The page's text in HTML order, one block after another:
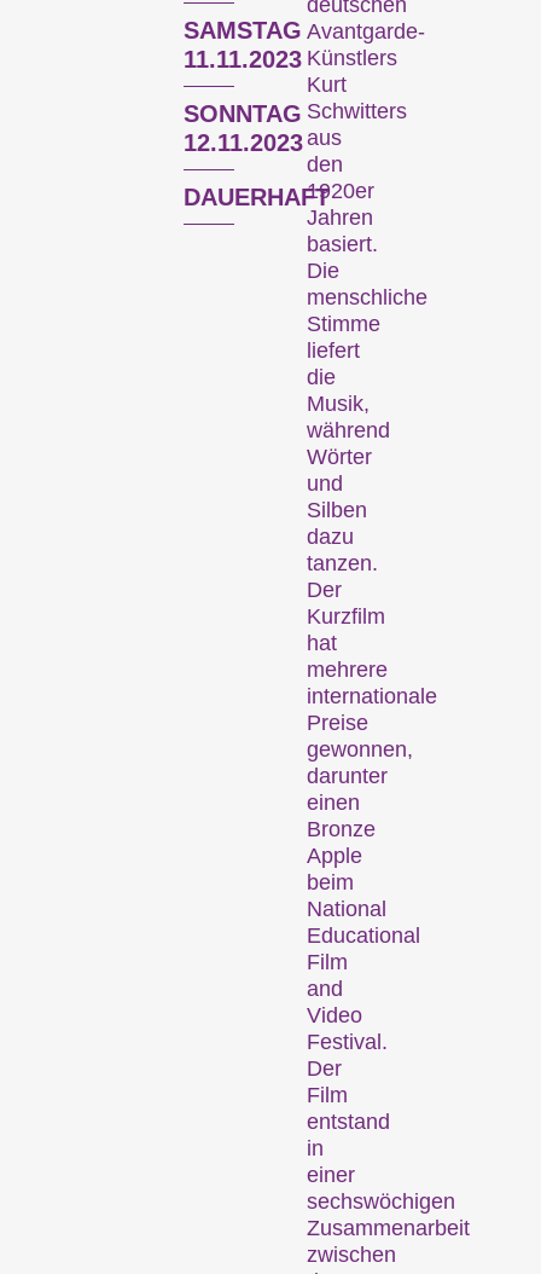
SAMSTAG
11.11.2023
SONNTAG
12.11.2023
DAUERHAFT
Avantgarde-
Künstlers
Kurt
Schwitters
aus
den
1920er
Jahren
basiert.
Die
menschliche
Stimme
liefert
die
Musik,
während
Wörter
und
Silben
dazu
tanzen.
Der
Kurzfilm
hat
mehrere
internationale
Preise
gewonnen,
darunter
einen
Bronze
Apple
beim
National
Educational
Film
and
Video
Festival.
Der
Film
entstand
in
einer
sechswöchigen
Zusammenarbeit
zwischen
(Archiv)
Wettbewerbe
Aktuelle Kurzfilme aus der
ganzen Welt. Am
Sonntagabend werden die
vielversprechendsten
Kurzfilme ausgezeichnet.
Hors Concours
Aktuelle Kurzfilme aus
Zürich, der Schweiz und
der Welt, die ausserhalb
unserer Wettbewerbe
Fokus